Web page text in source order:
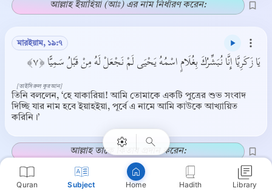
Quran Subject Home Hadith Library
আল্লাহ ইয়াহিয়া (আঃ) এর নাম নির্ধারণ করেন:
মারইয়াম, ১৯:৭
يَا زَكَرِيَّا إِنَّا نُبَشِّرُكَ بِغُلَامٍ اسْمُهُ يَحْيَى لَمْ نَجْعَلْ لَهُ مِنْ قَبْلُ سَمِيًّا ﴿٧﴾
তিনি বললেন, ‘হে যাকারিয়া! আমি তোমাকে একটি পুত্রের শুভ সংবাদ
দিচ্ছি যার নাম হবে ইয়াহইয়া, পূর্বে এ নামে আমি কাউকে আখ্যায়িত
করিনি।’
[তাইসিরুল কুরআন]
আল্লাহ তাকে কিতাব প্রদান করেন:
মারইয়াম, ১৯:১২